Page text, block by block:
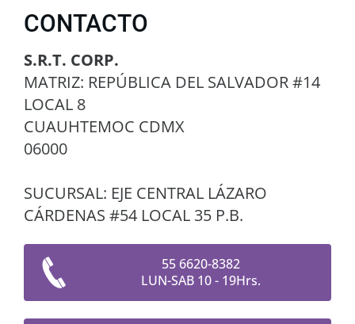
CONTACTO
S.R.T. CORP.
MATRIZ: REPÚBLICA DEL SALVADOR #14
LOCAL 8
CUAUHTEMOC CDMX
06000
SUCURSAL: EJE CENTRAL LÁZARO
CÁRDENAS #54 LOCAL 35 P.B.
55 6620-8382
LUN-SAB 10 - 19Hrs.